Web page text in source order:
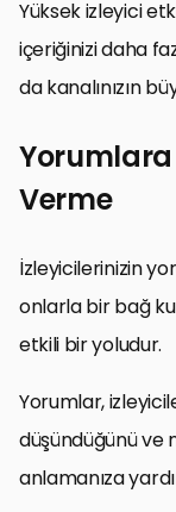
Yüksek izleyici
içeriğinizi daha
da kanalınızın
Yorumlara
Verme
İzleyicilerinizin
onlarla bir bağ
etkili bir yoludur.
Yorumlar,
düşündüğünü ve
anlamanıza